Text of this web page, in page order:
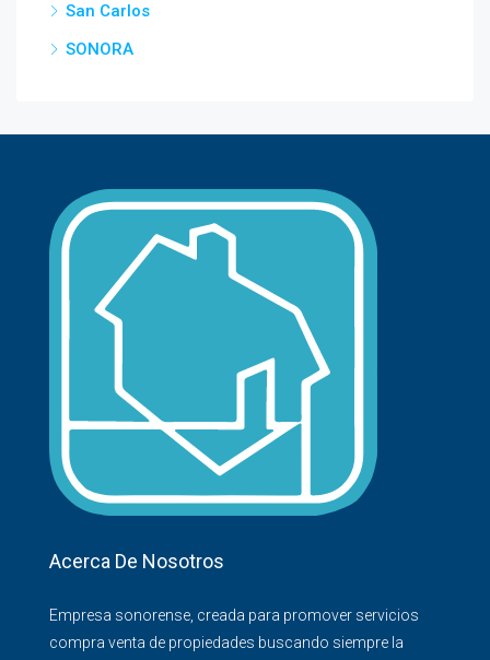
San Carlos
SONORA
Acerca De Nosotros
Empresa sonorense, creada para promover servicios
compra venta de propiedades buscando siempre la